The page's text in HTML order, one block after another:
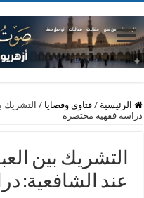
الرئيسية / فتاوى وقضايا / التشريك
دراسة فقهية مختصرة
التشريك بين
عند الشافعية: